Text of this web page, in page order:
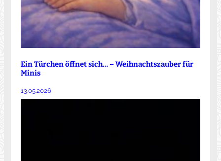
Ein Türchen öffnet sich… – Weihnachtszauber für
Minis
13.05.2026